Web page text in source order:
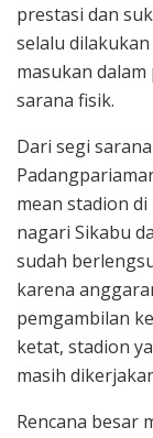
prestasi dan
selalu
masukan
sarana fisik.
Dari segi
mean stadion
nagari Sikabu
sudah
karena
pemgambilan
ketat, stadion
masih
Rencana besar